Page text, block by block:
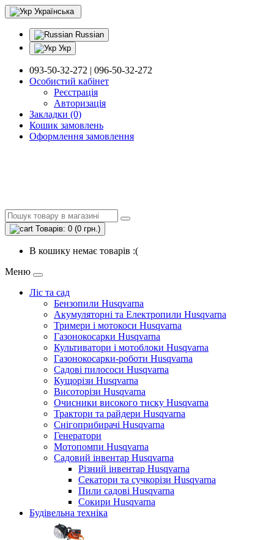
Українська
Russian
Укр
093-50-32-272 | 096-50-32-272
Особистий кабінет
Реєстрація
Авторизація
Закладки (0)
Кошик замовлень
Оформлення замовлення
Товарів: 0 (0 грн.)
В кошику немає товарів :(
Меню
Ліс та сад
Бензопили Husqvarna
Акумуляторні та Електропили Husqvarna
Тримери і мотокоси Husqvarna
Газонокосарки Husqvarna
Культиватори і мотоблоки Husqvarna
Газонокосарки-роботи Husqvarna
Садові пилососи Husqvarna
Кущорізи Husqvarna
Висоторізи Husqvarna
Очисники високого тиску Husqvarna
Трактори та райдери Husqvarna
Снігоприбирачі Husqvarna
Генератори
Мотопомпи Husqvarna
Садовий інвентар Husqvarna
Різний інвентар Husqvarna
Секатори та сучкорізи Husqvarna
Пили садові Husqvarna
Сокири Husqvarna
Будівельна техніка